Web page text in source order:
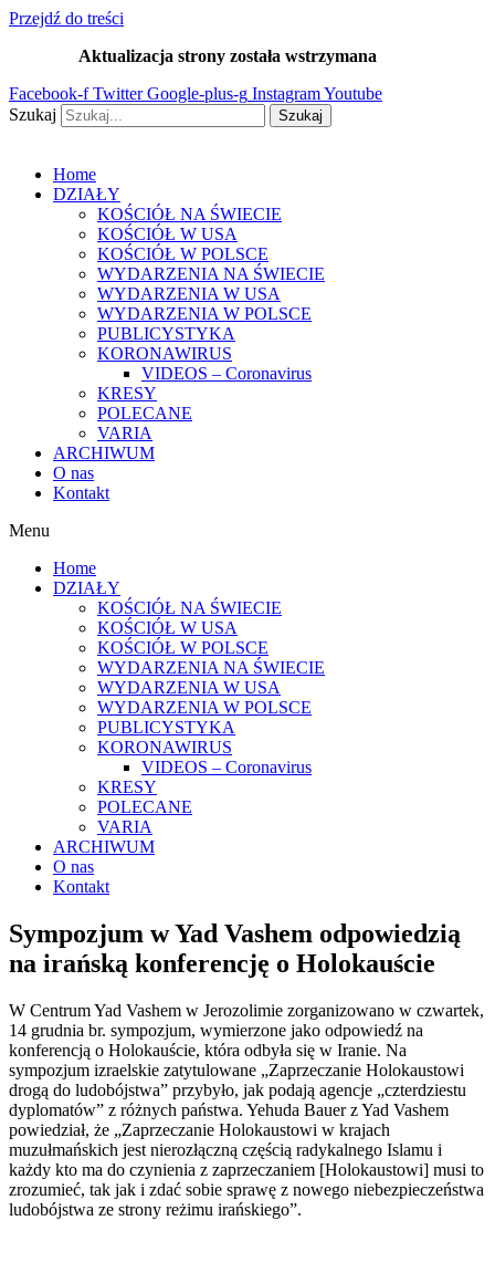
Przejdź do treści
Aktualizacja strony została wstrzymana
Facebook-f Twitter Google-plus-g InstagramYoutube
Szukaj
Szukaj
Home
DZIAŁY
KOŚCIÓŁ NA ŚWIECIE
KOŚCIÓŁ W USA
KOŚCIÓŁ W POLSCE
WYDARZENIA NA ŚWIECIE
WYDARZENIA W USA
WYDARZENIA W POLSCE
PUBLICYSTYKA
KORONAWIRUS
VIDEOS – Coronavirus
KRESY
POLECANE
VARIA
ARCHIWUM
O nas
Kontakt
Menu
Home
DZIAŁY
KOŚCIÓŁ NA ŚWIECIE
KOŚCIÓŁ W USA
KOŚCIÓŁ W POLSCE
WYDARZENIA NA ŚWIECIE
WYDARZENIA W USA
WYDARZENIA W POLSCE
PUBLICYSTYKA
KORONAWIRUS
VIDEOS – Coronavirus
KRESY
POLECANE
VARIA
ARCHIWUM
O nas
Kontakt
Sympozjum w Yad Vashem odpowiedzią
na irańską konferencję o Holokauście
W Centrum Yad Vashem w Jerozolimie zorganizowano w czwartek,
14 grudnia br. sympozjum, wymierzone jako odpowiedź na
konferencją o Holokauście, która odbyła się w Iranie. Na
sympozjum izraelskie zatytulowane „Zaprzeczanie Holokaustowi
drogą do ludobójstwa” przybyło, jak podają agencje „czterdziestu
dyplomatów” z różnych państwa. Yehuda Bauer z Yad Vashem
powiedział, że „Zaprzeczanie Holokaustowi w krajach
muzułmańskich jest nierozłączną częścią radykalnego Islamu i
każdy kto ma do czynienia z zaprzeczaniem [Holokaustowi] musi to
zrozumieć, tak jak i zdać sobie sprawę z nowego niebezpieczeństwa
ludobójstwa ze strony reżimu irańskiego”.